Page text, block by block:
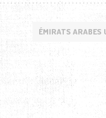
ÉMIRATS ARABES